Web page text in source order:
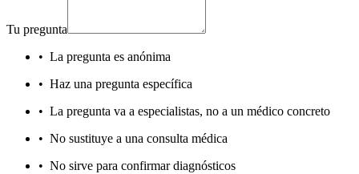
Tu pregunta
• La pregunta es anónima
• Haz una pregunta específica
• La pregunta va a especialistas, no a un médico concreto
• No sustituye a una consulta médica
• No sirve para confirmar diagnósticos